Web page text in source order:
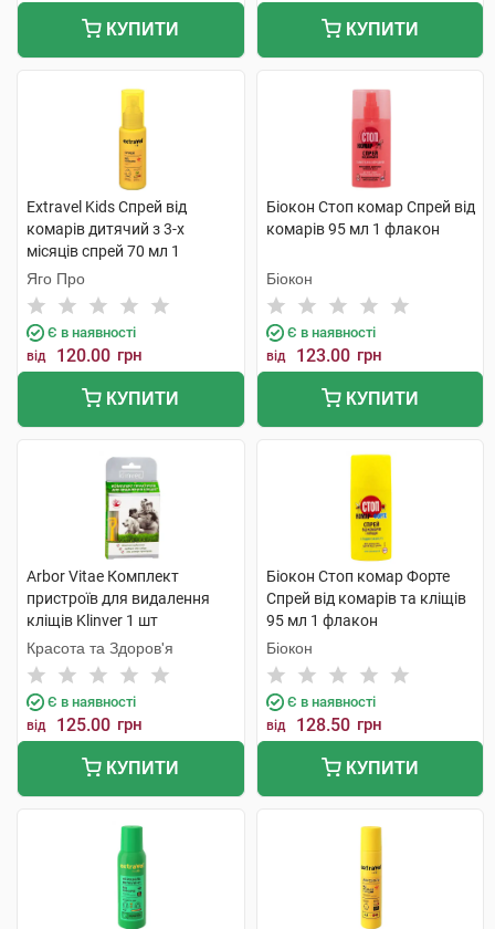
КУПИТИ КУПИТИ
Extravel Kids Спрей від
комарів дитячий з 3-х
місяців спрей 70 мл 1
флакон
Яго Про
Є в наявності
від 120.00 грн
КУПИТИ
Біокон Стоп комар Спрей від
комарів 95 мл 1 флакон
Біокон
Є в наявності
від 123.00 грн
КУПИТИ
Arbor Vitae Комплект
пристроїв для видалення
кліщів Klinver 1 шт
Красота та Здоров'я
Є в наявності
від 125.00 грн
КУПИТИ
Біокон Стоп комар Форте
Спрей від комарів та кліщів
95 мл 1 флакон
Біокон
Є в наявності
від 128.50 грн
КУПИТИ